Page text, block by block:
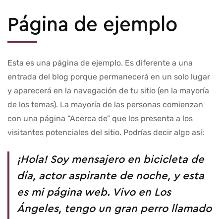
Página de ejemplo
Esta es una página de ejemplo. Es diferente a una
entrada del blog porque permanecerá en un solo lugar
y aparecerá en la navegación de tu sitio (en la mayoría
de los temas). La mayoría de las personas comienzan
con una página “Acerca de” que los presenta a los
visitantes potenciales del sitio. Podrías decir algo así:
¡Hola! Soy mensajero en bicicleta de
día, actor aspirante de noche, y esta
es mi página web. Vivo en Los
Ángeles, tengo un gran perro llamado